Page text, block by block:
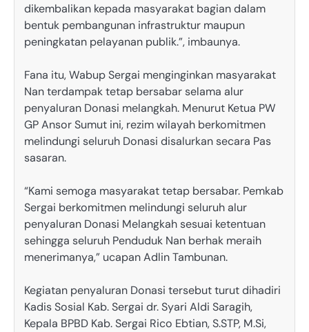
dikembalikan kepada masyarakat bagian dalam
bentuk pembangunan infrastruktur maupun
peningkatan pelayanan publik.”, imbaunya.
Fana itu, Wabup Sergai menginginkan masyarakat
Nan terdampak tetap bersabar selama alur
penyaluran Donasi melangkah. Menurut Ketua PW
GP Ansor Sumut ini, rezim wilayah berkomitmen
melindungi seluruh Donasi disalurkan secara Pas
sasaran.
“Kami semoga masyarakat tetap bersabar. Pemkab
Sergai berkomitmen melindungi seluruh alur
penyaluran Donasi Melangkah sesuai ketentuan
sehingga seluruh Penduduk Nan berhak meraih
menerimanya,” ucapan Adlin Tambunan.
Kegiatan penyaluran Donasi tersebut turut dihadiri
Kadis Sosial Kab. Sergai dr. Syari Aldi Saragih,
Kepala BPBD Kab. Sergai Rico Ebtian, S.STP, M.Si,